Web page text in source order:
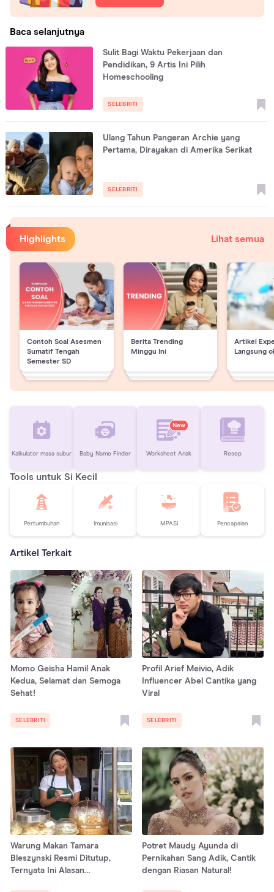
Baca selanjutnya
Sulit Bagi Waktu Pekerjaan dan
Pendidikan, 9 Artis Ini Pilih
Homeschooling
SELEBRITI
Ulang Tahun Pangeran Archie yang
Pertama, Dirayakan di Amerika Serikat
SELEBRITI
Highlights Lihat semua
Contoh Soal Asesmen
Sumatif Tengah
Semester SD
Berita Trending
Minggu Ini
Artikel
Langsung
Kalkulator masa subur Baby Name Finder
New
Worksheet Anak Resep
Tools untuk Si Kecil
Pertumbuhan Imunisasi MPASI Pencapaian
Artikel Terkait
Momo Geisha Hamil Anak
Kedua, Selamat dan Semoga
Sehat!
SELEBRITI
Profil Arief Meivio, Adik
Influencer Abel Cantika yang
Viral
SELEBRITI
Warung Makan Tamara
Bleszynski Resmi Ditutup,
Ternyata Ini Alasan
Potret Maudy Ayunda di
Pernikahan Sang Adik, Cantik
dengan Riasan Natural!